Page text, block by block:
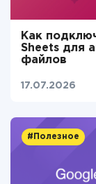
Как
Sheets для
файлов
17.07.2026
#Полезное